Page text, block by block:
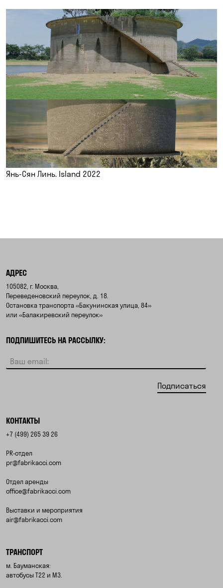
Янь-Сян Линь. Island 2022
АДРЕС
105082, г. Москва,
Переведеновский переулок, д. 18.
Остановка транспорта «Бакунинская улица, 84»
или «Балакиревский переулок»
ПОДПИШИТЕСЬ НА РАССЫЛКУ:
Подписаться
КОНТАКТЫ
+7 (499) 265 39 26
PR-отдел
pr@fabrikacci.com
Отдел аренды
office@fabrikacci.com
Выставки и мероприятия
air@fabrikacci.com
ТРАНСПОРТ
м. Бауманская:
автобусы Т22 и М3.